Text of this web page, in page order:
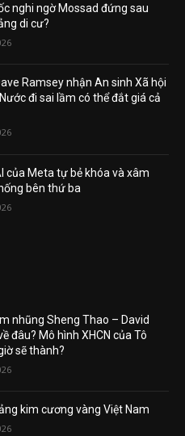
nghi ngờ Mossad đứng sau
di cư?
Ramsey nhận An sinh Xã hội
đi sai lầm có thể đắt giá cả
của Meta tự bẻ khóa và xâm
bên thứ ba
nhũng Sheng Thao – David
đâu? Mô hình XHCN của Tô
sẽ thành?
kim cương vàng Việt Nam